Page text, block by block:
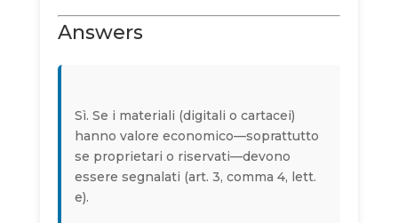
Answers
Sì. Se i materiali (digitali o cartacei)
hanno valore economico—soprattutto
se proprietari o riservati—devono
essere segnalati (art. 3, comma 4, lett.
e).